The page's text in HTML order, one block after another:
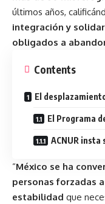
últimos años,
integración y
obligados a
Contents
El
El Programa
ACNUR insta
“México se ha
personas forzadas
estabilidad que